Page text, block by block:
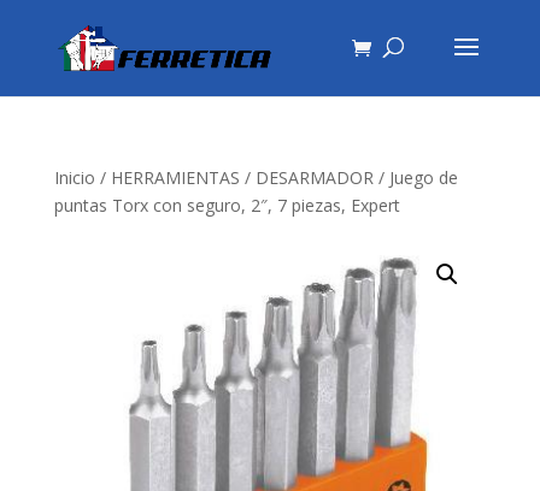
Inicio / HERRAMIENTAS / DESARMADOR/ Juego de
puntas Torx con seguro, 2″, 7 piezas, Expert